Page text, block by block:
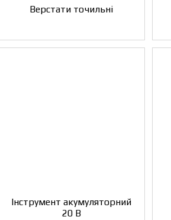
Верстати точильні
Інструмент акумуляторний
20 В